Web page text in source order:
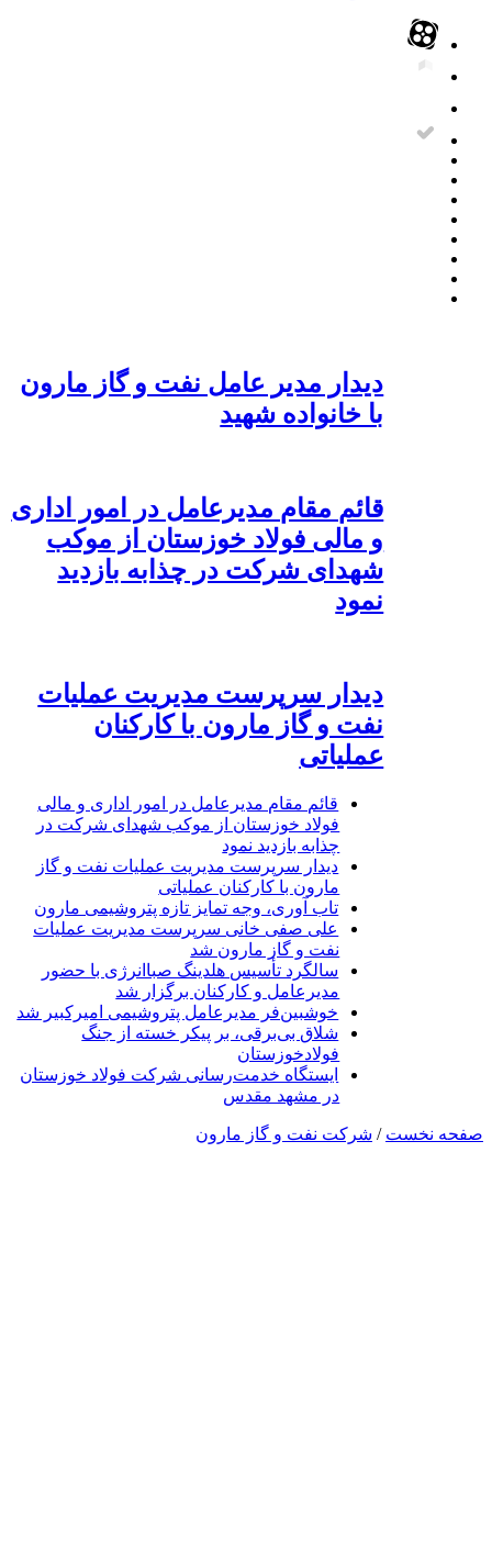
دیدار مدیر عامل نفت و گاز مارون
با خانواده شهید
قائم مقام مدیرعامل در امور اداری
و مالی فولاد خوزستان از موکب
شهدای شرکت در چذابه بازدید
نمود
دیدار سرپرست مدیریت عملیات
نفت و گاز مارون با کارکنان
عملیاتی
قائم مقام مدیرعامل در امور اداری و مالی
فولاد خوزستان از موکب شهدای شرکت در
چذابه بازدید نمود
دیدار سرپرست مدیریت عملیات نفت و گاز
مارون با کارکنان عملیاتی
تاب آوری، وجه تمایز تازه پتروشیمی مارون
علی صفی خانی سرپرست مدیریت عملیات
نفت و گاز مارون شد
سالگرد تأسیس هلدینگ صباانرژی با حضور
مدیرعامل و کارکنان برگزار شد
خوشبین‌فر مدیرعامل پتروشیمی امیرکبیر شد
شلاق‌ بی‌برقی، بر پیکر خسته‌ از جنگ
فولادخوزستان
ایستگاه خدمت‌رسانی شرکت فولاد خوزستان
در مشهد مقدس
صفحه نخست / شرکت نفت و گاز مارون